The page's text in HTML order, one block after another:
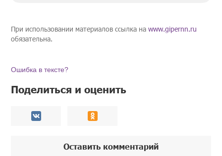
При использовании материалов ссылка наwww.gipernn.ru
обязательна.
Ошибка в тексте?
Поделиться и оценить
Оставить комментарий